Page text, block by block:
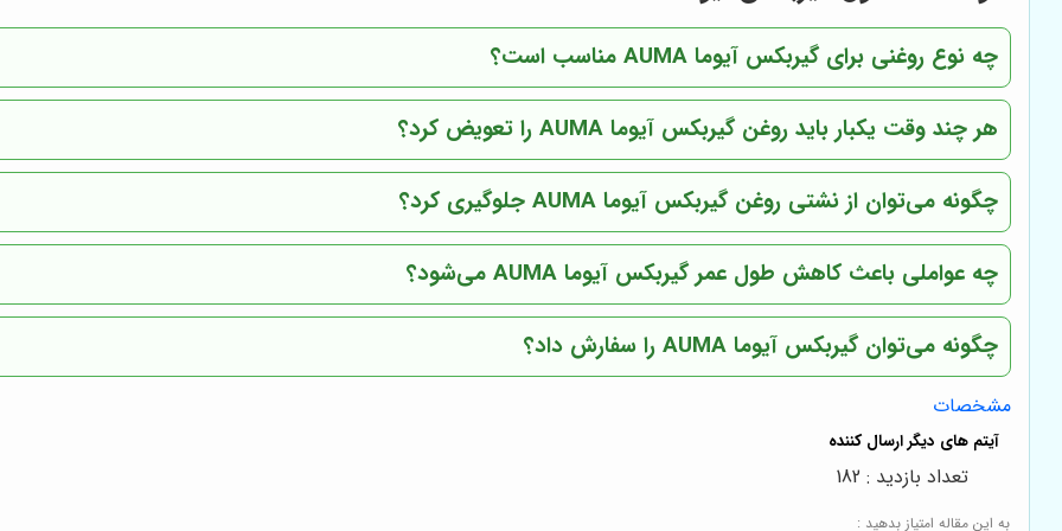
چه نوع روغنی برای گیربکس آیوما AUMA مناسب است؟
هر چند وقت یکبار باید روغن گیربکس آیوما AUMA را تعویض کرد؟
چگونه می‌توان از نشتی روغن گیربکس آیوما AUMA جلوگیری کرد؟
چه عواملی باعث کاهش طول عمر گیربکس آیوما AUMA می‌شود؟
چگونه می‌توان گیربکس آیوما AUMA را سفارش داد؟
مشخصات
به این مقاله امتیاز بدهید :
تعداد بازدید : 182